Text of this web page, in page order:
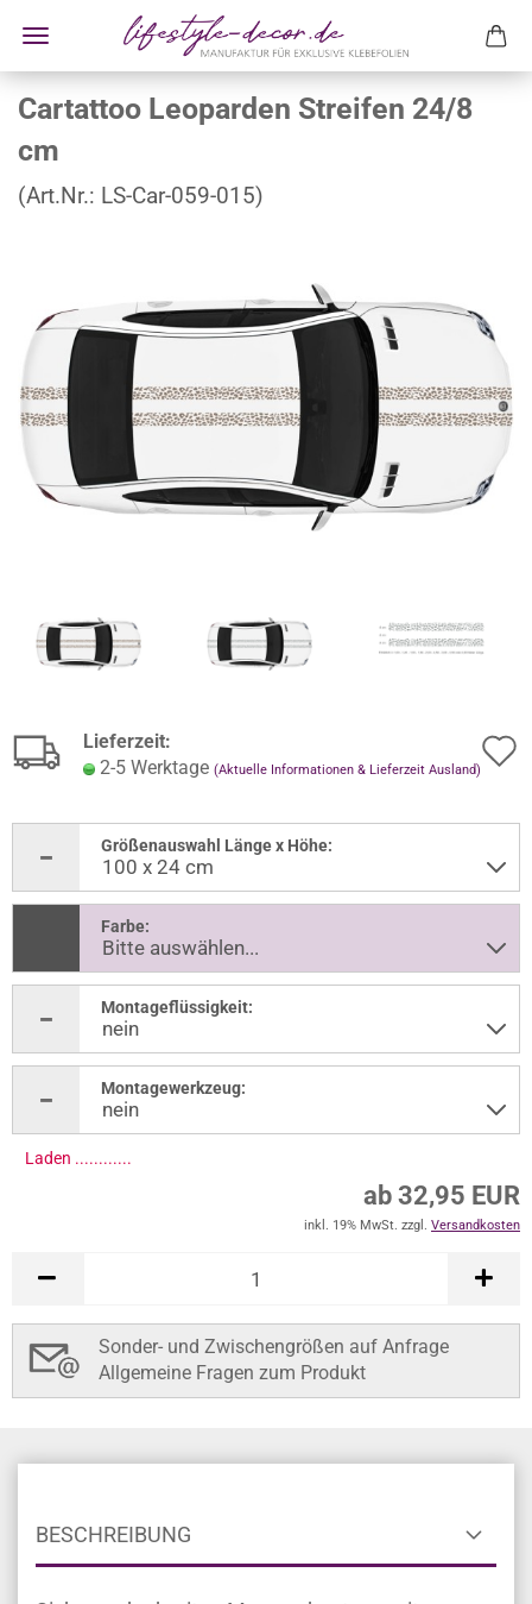
Cartattoo Leoparden Streifen 24/8
cm
(Art.Nr.: LS-Car-059-015)
Lieferzeit:
2-5 Werktage (Aktuelle Informationen & Lieferzeit Ausland)
Größenauswahl Länge x Höhe:
Farbe:
Montageflüssigkeit:
Montagewerkzeug:
Laden .............
ab 32,95 EUR
inkl. 19% MwSt. zzgl. Versandkosten
Sonder- und Zwischengrößen auf Anfrage
Allgemeine Fragen zum Produkt
BESCHREIBUNG